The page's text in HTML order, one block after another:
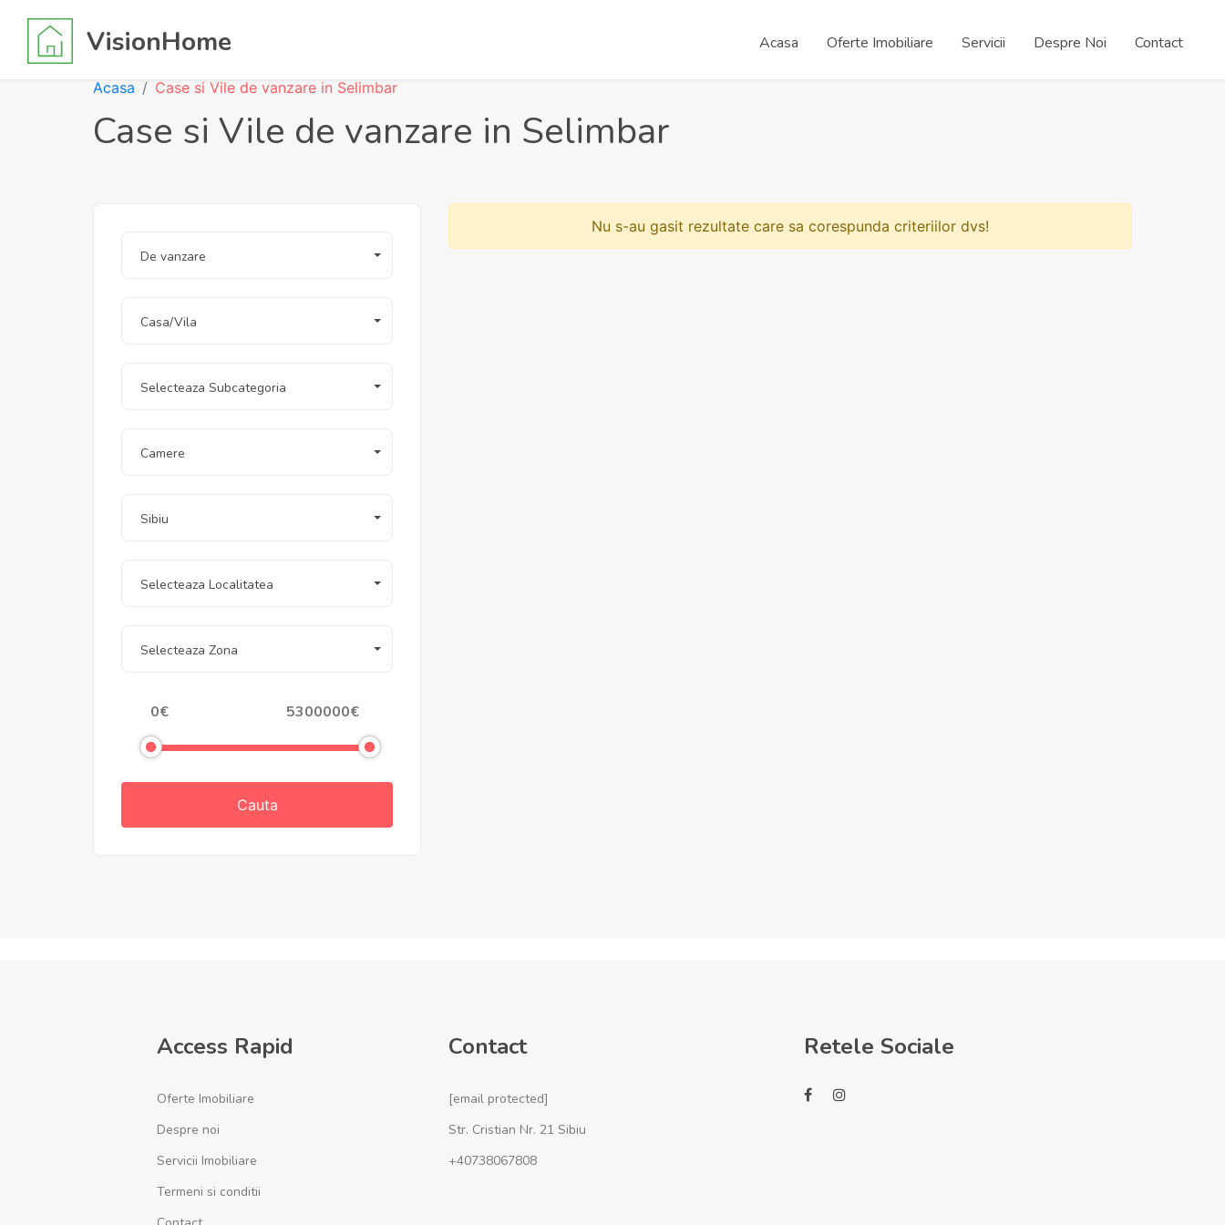
VisionHome Acasa Oferte Imobiliare Servicii Despre Noi Contact
Acasa Case si Vile de vanzare in Selimbar
Case si Vile de vanzare in Selimbar
De vanzare
Casa/Vila
Selecteaza Subcategoria
Camere
Sibiu
Selecteaza Localitatea
Selecteaza Zona
Cauta
Nu s-au gasit rezultate care sa corespunda criteriilor dvs!
Access Rapid
Oferte Imobiliare
Despre noi
Servicii Imobiliare
Termeni si conditii
Contact
[email protected]
Str. Cristian Nr. 21 Sibiu
+40738067808
Retele Sociale